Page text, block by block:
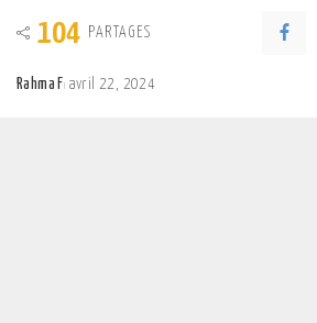
104 PARTAGES
Rahma F avril 22, 2024